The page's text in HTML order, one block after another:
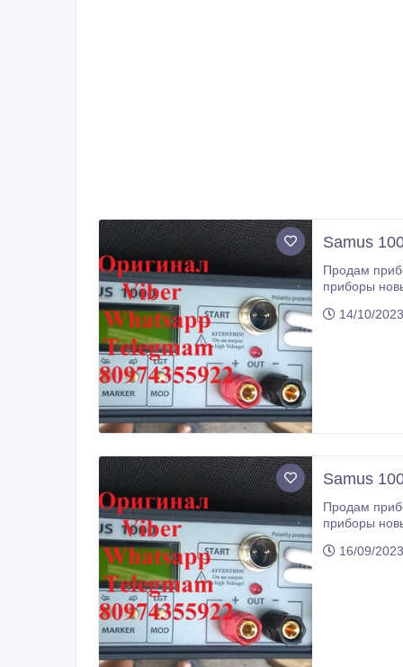
Samus
Продам
приборы
марки14/10/
Samus
Продам
приборы
марки16/09/